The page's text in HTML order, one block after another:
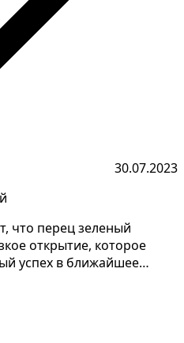
30.07.2023
что перец зеленый
открытие, которое
успех в ближайшее